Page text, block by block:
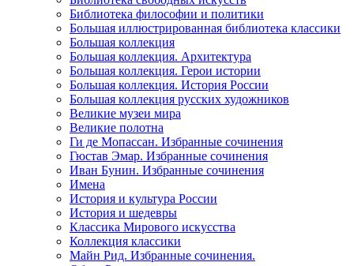
Библиотека философии и политики
Большая иллюстрированная библиотека классики
Большая коллекция
Большая коллекция. Архитектура
Большая коллекция. Герои истории
Большая коллекция. История России
Большая коллекция русских художников
Великие музеи мира
Великие полотна
Ги де Мопассан. Избранные сочинения
Гюстав Эмар. Избранные сочинения
Иван Бунин. Избранные сочинения
Имена
История и культура России
История и шедевры
Классика Мирового искусства
Коллекция классики
Майн Рид. Избранные сочинения.